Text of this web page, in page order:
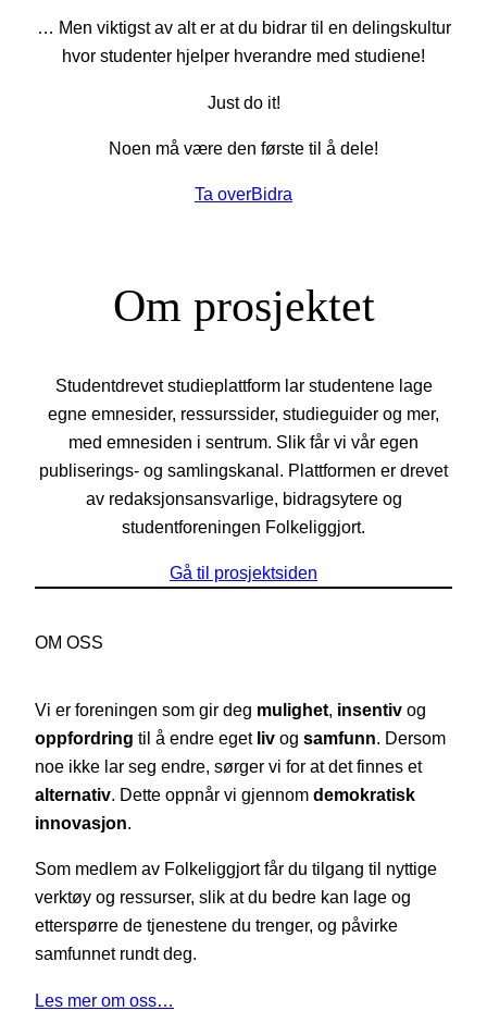
… Men viktigst av alt er at du bidrar til en delingskultur
hvor studenter hjelper hverandre med studiene!
Just do it!
Noen må være den første til å dele!
Ta overBidra
Om prosjektet
Studentdrevet studieplattform lar studentene lage
egne emnesider, ressurssider, studieguider og mer,
med emnesiden i sentrum. Slik får vi vår egen
publiserings- og samlingskanal. Plattformen er drevet
av redaksjonsansvarlige, bidragsytere og
studentforeningen Folkeliggjort.
Gå til prosjektsiden
OM OSS
Vi er foreningen som gir deg mulighet, insentiv og
oppfordring til å endre eget liv og samfunn. Dersom
noe ikke lar seg endre, sørger vi for at det finnes et
alternativ. Dette oppnår vi gjennom demokratisk
innovasjon.
Som medlem av Folkeliggjort får du tilgang til nyttige
verktøy og ressurser, slik at du bedre kan lage og
etterspørre de tjenestene du trenger, og påvirke
samfunnet rundt deg.
Les mer om oss…